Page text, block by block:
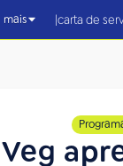
mais |carta de